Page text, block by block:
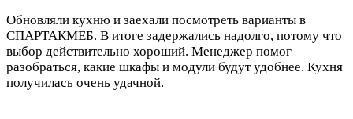
Обновляли кухню и заехали посмотреть варианты в
СПАРТАКМЕБ. В итоге задержались надолго, потому что
выбор действительно хороший. Менеджер помог
разобраться, какие шкафы и модули будут удобнее. Кухня
получилась очень удачной.